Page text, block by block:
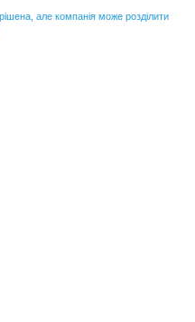
але компанія може розділити